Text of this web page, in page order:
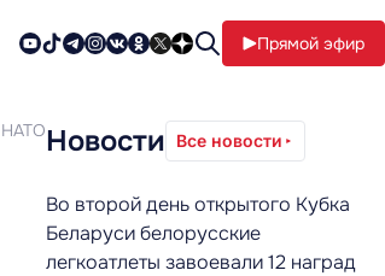
Прямой эфир
НАТОНовости Все новости
Во второй день открытого Кубка
Беларуси белорусские
легкоатлеты завоевали 12 наград